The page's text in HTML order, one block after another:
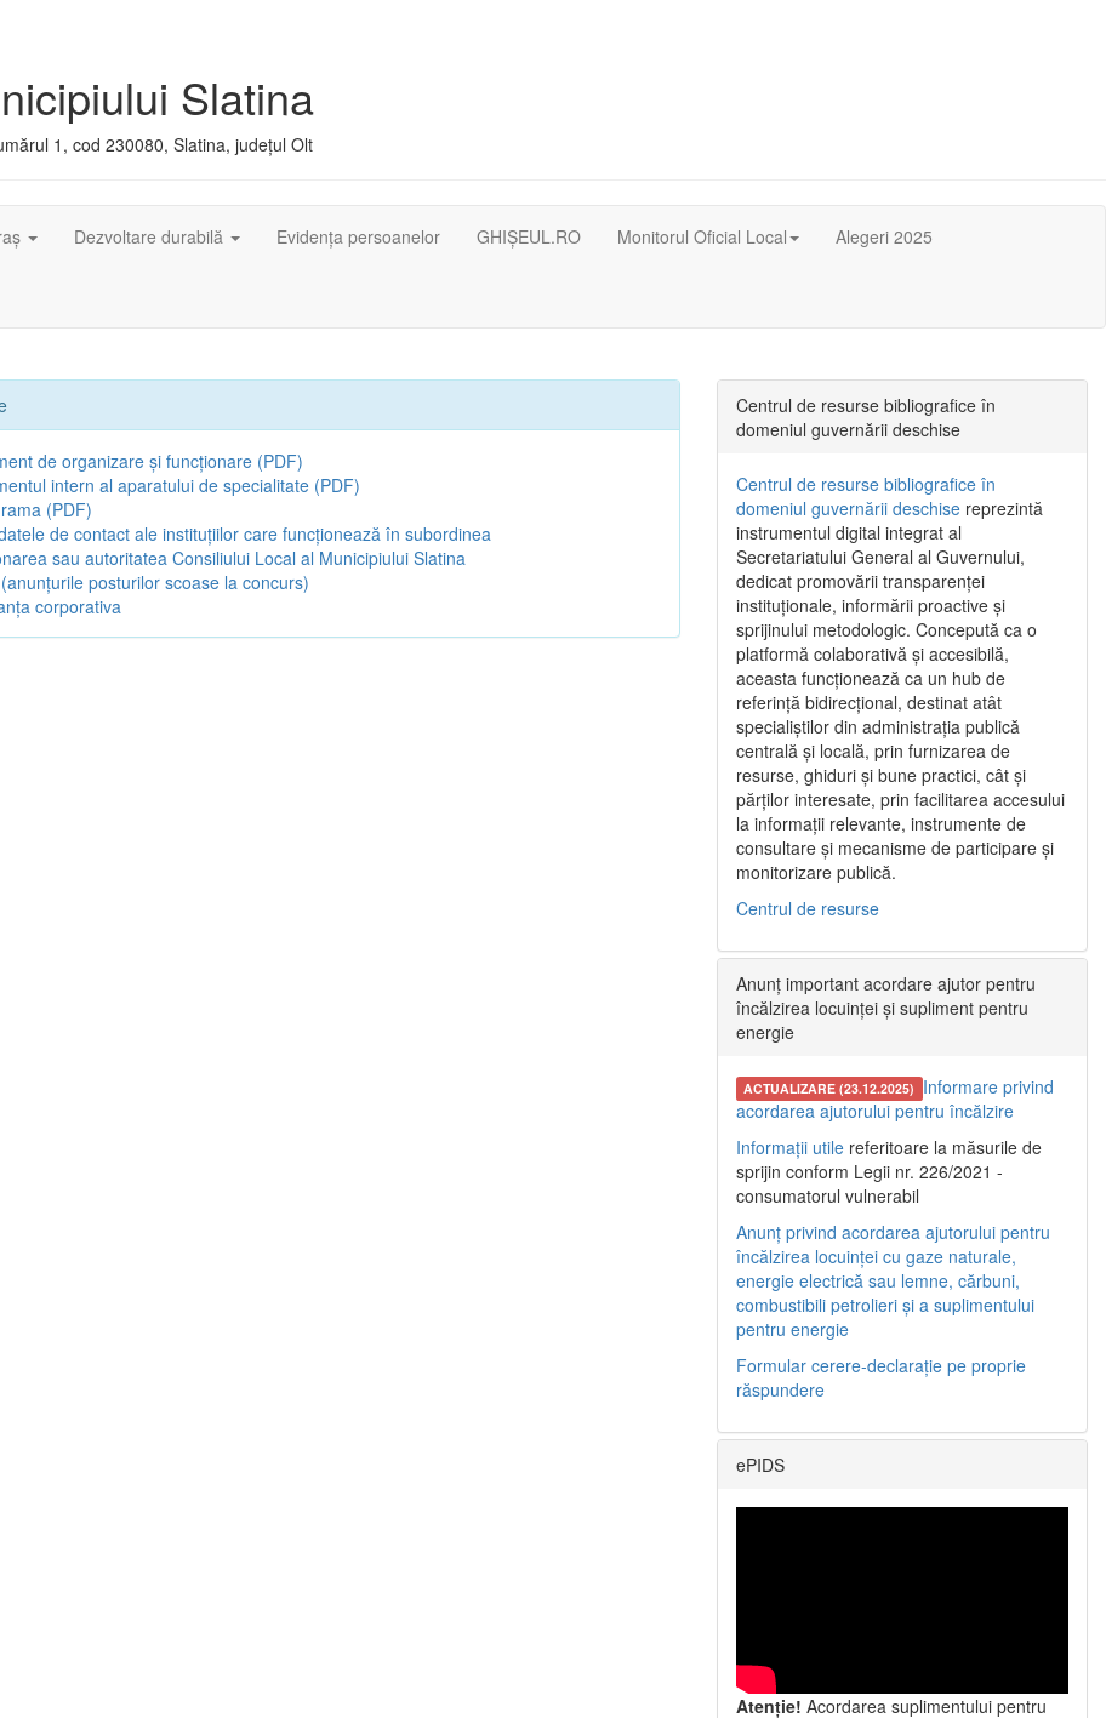
Slatina
1, cod 230080, Slatina, județul Olt
Dezvoltare durabilă Evidența persoanelor GHIȘEUL.RO Monitorul Oficial Local Alegeri 2025
de organizare și funcționare (PDF)
intern al aparatului de specialitate (PDF)
(PDF)
de contact ale instituțiilor care funcționează în subordinea
sau autoritatea Consiliului Local al Municipiului Slatina
posturilor scoase la concurs)
corporativa
Centrul de resurse bibliografice în
domeniul guvernării deschise
Centrul de resurse bibliografice în
domeniul guvernării deschise reprezintă
instrumentul digital integrat al
Secretariatului General al Guvernului,
dedicat promovării transparenței
instituționale, informării proactive și
sprijinului metodologic. Concepută ca o
platformă colaborativă și accesibilă,
aceasta funcționează ca un hub de
referință bidirecțional, destinat atât
specialiștilor din administrația publică
centrală și locală, prin furnizarea de
resurse, ghiduri și bune practici, cât și
părților interesate, prin facilitarea accesului
la informații relevante, instrumente de
consultare și mecanisme de participare și
monitorizare publică.
Centrul de resurse
Anunț important acordare ajutor pentru
încălzirea locuinței și supliment pentru
energie
ACTUALIZARE (23.12.2025) Informare privind
acordarea ajutorului pentru încălzire
Informații utile referitoare la măsurile de
sprijin conform Legii nr. 226/2021 -
consumatorul vulnerabil
Anunț privind acordarea ajutorului pentru
încălzirea locuinței cu gaze naturale,
energie electrică sau lemne, cărbuni,
combustibili petrolieri și a suplimentului
pentru energie
Formular cerere-declarație pe proprie
răspundere
ePIDS
Atenție! Acordarea suplimentului pentru